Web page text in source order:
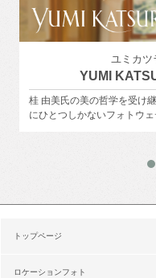
ユミカツ
YUMI
桂 由美氏の美の哲学を受け
にひとつしかないフォトウェ
トップページ
ロケーションフォト